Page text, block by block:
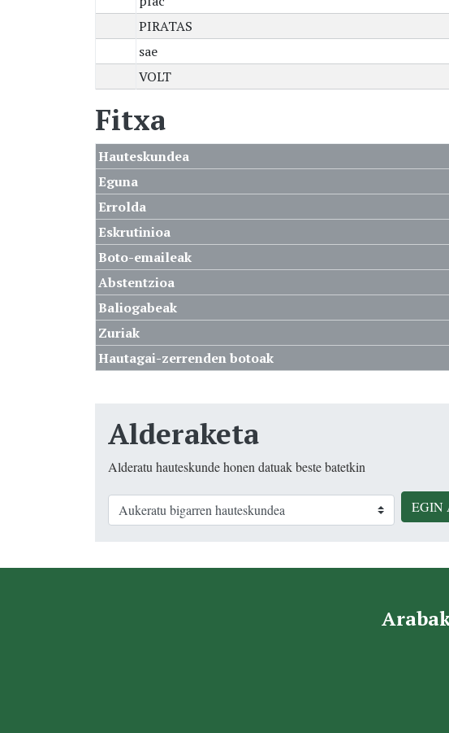
PIRATAS
sae
VOLT
Fitxa
Hauteskundea
Eguna
Errolda
Eskrutinioa
Boto-emaileak
Abstentzioa
Baliogabeak
Zuriak
Hautagai-zerrenden botoak
Alderaketa
Alderatu hauteskunde honen datuak beste batetkin
EGIN